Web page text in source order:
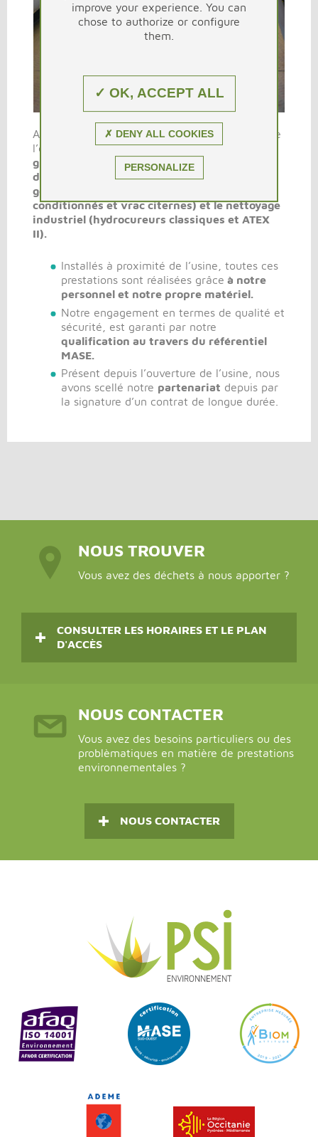
Après avoir fait un bilan complet des besoins de
l’entreprise, nous avons proposéune solution
globale
, sans sous-traitants,pour la gestion
des déchets non dangereux en bennes, la
gestion des déchets dangereux (en
conditionnés et vrac citernes) et le nettoyage
industriel (hydrocureurs classiques et ATEX
II).
Installés à proximité de l’usine, toutes ces
prestations sont réalisées grâce à notre
personnel et notre propre matériel.
Notre engagement en termes de qualité et
sécurité, est garanti par notre
qualification au travers du référentiel
MASE.
Présent depuis l’ouverture de l’usine, nous
avons scellé notre partenariat depuis par
la signature d’un contrat de longue durée.
NOUS TROUVER
Vous avez des déchets à nous apporter ?
CONSULTER LES HORAIRES ET LE PLAN
D'ACCÈS
NOUS CONTACTER
Vous avez des besoins particuliers ou des
problèmatiques en matière de prestations
environnementales ?
NOUS CONTACTER
improve your experience. You can
chose to authorize or configure
them.
✓ OK, ACCEPT ALL
✗ DENY ALL COOKIES
PERSONALIZE